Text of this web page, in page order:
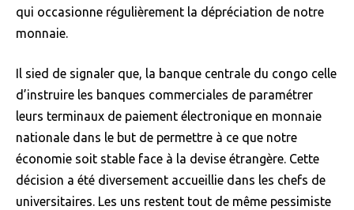
qui occasionne régulièrement la dépréciation de notre
monnaie.
Il sied de signaler que, la banque centrale du congo celle
d’instruire les banques commerciales de paramétrer
leurs terminaux de paiement électronique en monnaie
nationale dans le but de permettre à ce que notre
économie soit stable face à la devise étrangère. Cette
décision a été diversement accueillie dans les chefs de
universitaires. Les uns restent tout de même pessimiste